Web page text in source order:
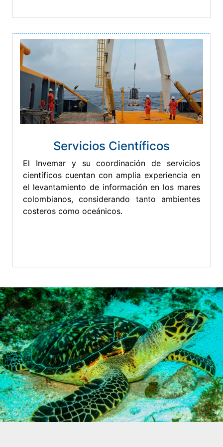
Servicios Científicos
El Invemar y su coordinación de servicios
científicos cuentan con amplia experiencia en
el levantamiento de información en los mares
colombianos, considerando tanto ambientes
costeros como oceánicos.